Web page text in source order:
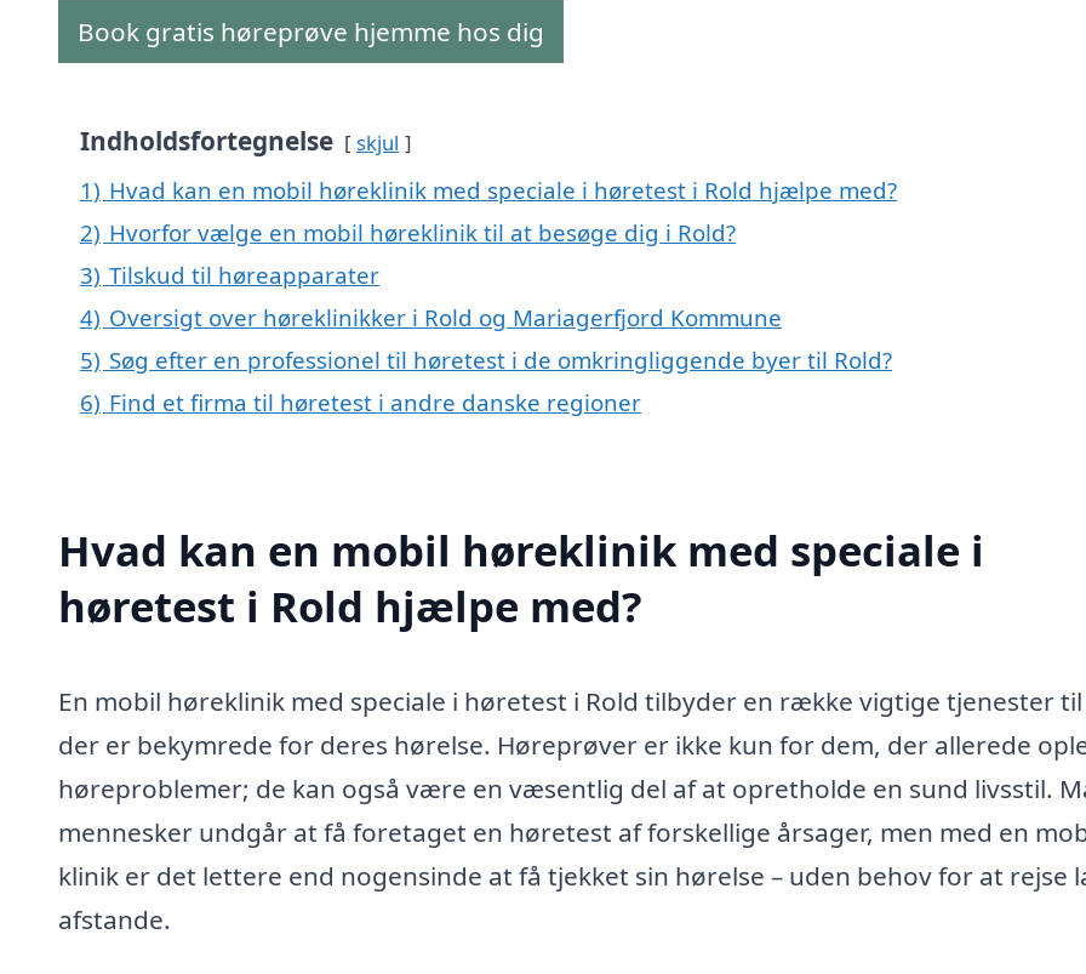
Book gratis høreprøve hjemme hos dig
Indholdsfortegnelse skjul
1) Hvad kan en mobil høreklinik med speciale i høretest i Rold hjælpe med?
2) Hvorfor vælge en mobil høreklinik til at besøge dig i Rold?
3) Tilskud til høreapparater
4) Oversigt over høreklinikker i Rold og Mariagerfjord Kommune
5) Søg efter en professionel til høretest i de omkringliggende byer til Rold?
6) Find et firma til høretest i andre danske regioner
Hvad kan en mobil høreklinik med speciale i
høretest i Rold hjælpe med?
En mobil høreklinik med speciale i høretest i Rold tilbyder en række vigtige tjenester
der er bekymrede for deres hørelse. Høreprøver er ikke kun for dem, der allerede
høreproblemer; de kan også være en væsentlig del af at opretholde en sund livsstil.
mennesker undgår at få foretaget en høretest af forskellige årsager, men med en
klinik er det lettere end nogensinde at få tjekket sin hørelse – uden behov for at rejse
afstande.